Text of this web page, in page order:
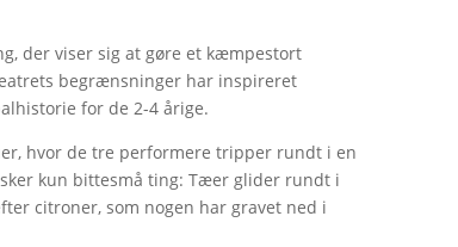
der viser sig at gøre et kæmpestort
begrænsninger har inspireret
for de 2-4 årige.
hvor de tre performere tripper rundt i en
kun bittesmå ting: Tæer glider rundt i
citroner, som nogen har gravet ned i